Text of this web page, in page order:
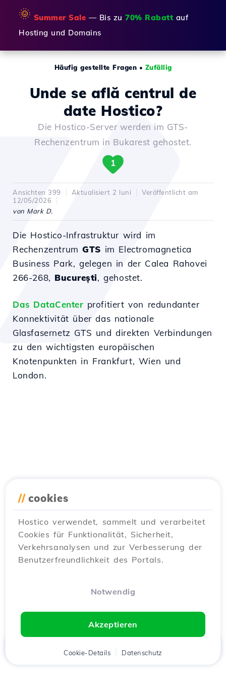
🌞 Summer Sale — Bis zu 70% Rabatt auf
Hosting und Domains
Häufig gestellte Fragen • Zufällig
Unde se află centrul de
date Hostico?
Die Hostico-Server werden im GTS-
Rechenzentrum in Bukarest gehostet.
1
Ansichten 399 Aktualisiert 2 luni
Veröffentlicht am
12/05/2026
von Mark D.
Die Hostico-Infrastruktur wird im
RechenzentrumGTS im Electromagnetica
Business Park, gelegen in der Calea Rahovei
266-268, București, gehostet.
Das DataCenter profitiert von redundanter
Konnektivität über das nationale
Glasfasernetz GTS und direkten Verbindungen
zu den wichtigsten europäischen
Knotenpunkten in Frankfurt, Wien und
London.
// cookies
Hostico verwendet, sammelt und verarbeitet
Cookies für Funktionalität, Sicherheit,
Verkehrsanalysen und zur Verbesserung der
Benutzerfreundlichkeit des Portals.
Notwendig
Akzeptieren
Cookie-Details Datenschutz
Kunde Warenkorb Chat